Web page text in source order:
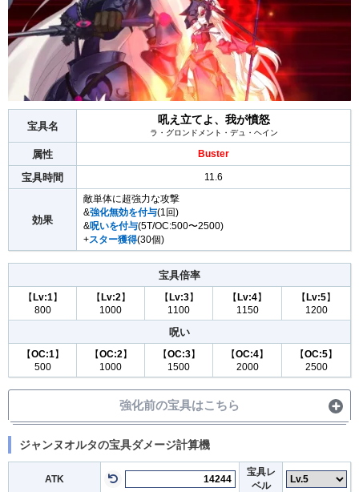
宝具名
吼え立てよ、我が憤怒
ラ・グロンドメント・デュ・ヘイン
属性 Buster
宝具時間 11.6
効果
敵単体に超強力な攻撃
&強化無効を付与(1回)
&呪いを付与(5T/OC:500〜2500)
+スター獲得(30個)
宝具倍率
【 Lv:1】
800
【 Lv:2】
1000
【 Lv:3】
1100
【 Lv:4】
1150
【 Lv:5】
1200
呪い
【OC:1】
500
【OC:2】
1000
【OC:3】
1500
【OC:4】
2000
【OC:5】
2500
強化前の宝具はこちら
ジャンヌオルタの宝具ダメージ計算機
ATK
宝具レ
ベル